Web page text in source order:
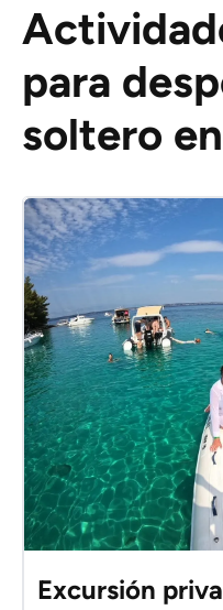
para
soltero
Excursión